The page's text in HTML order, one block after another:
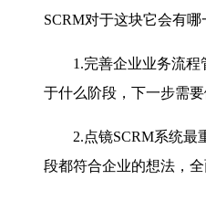
SCRM对于这块它会有
1.完善企业业务流程管
于什么阶段，下一步需
2.点镜SCRM系统最重
段都符合企业的想法，